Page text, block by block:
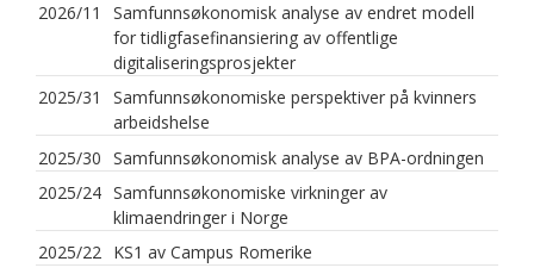
2026/11
Samfunnsøkonomisk analyse av endret modell
for tidligfasefinansiering av offentlige
digitaliseringsprosjekter
2025/31
Samfunnsøkonomiske perspektiver på kvinners
arbeidshelse
2025/30 Samfunnsøkonomisk analyse av BPA-ordningen
2025/24 Samfunnsøkonomiske virkninger av
klimaendringer i Norge
2025/22 KS1 av Campus Romerike